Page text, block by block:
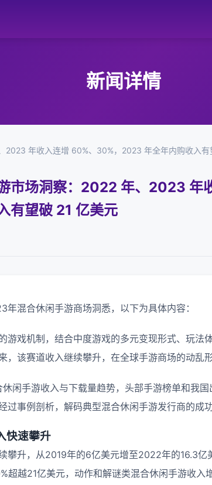
新闻详情
2023 年收入连增 60%、30%，2023 年全年内购收入有
市场洞察：2022 年、2023 年
有望破 21 亿美元
混合休闲手游商场洞悉，以下为具体内容：
游戏机制，结合中度游戏的多元变现形式、玩法
，该赛道收入继续攀升，在全球手游商场的动乱
闲手游收入与下载量趋势，头部手游榜单和我
过事例剖析，解码典型混合休闲手游发行商的成功
快速攀升
攀升，从2019年的6亿美元增至2022年的16.3
超越21亿美元，动作和解谜类混合休闲手游收入